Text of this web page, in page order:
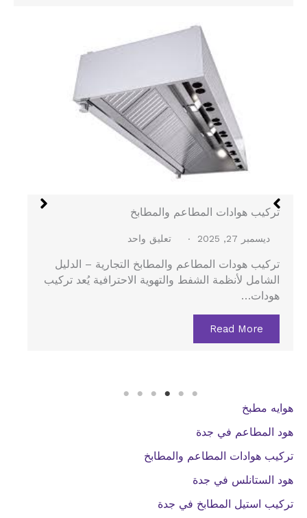
هود الستانلس في جدة
ديسمبر 27, 2025 لا توجد تعليقات
هود الستانلس في جدة – الدليل الشامل لتركيب هود
المطاعم والمطابخ المركزية يُعد هود الستانلس…
Read More
هوايه مطبخ
هود المطاعم في جدة
تركيب هوادات المطاعم والمطابخ
هود الستانلس في جدة
تركيب استيل المطابخ في جدة